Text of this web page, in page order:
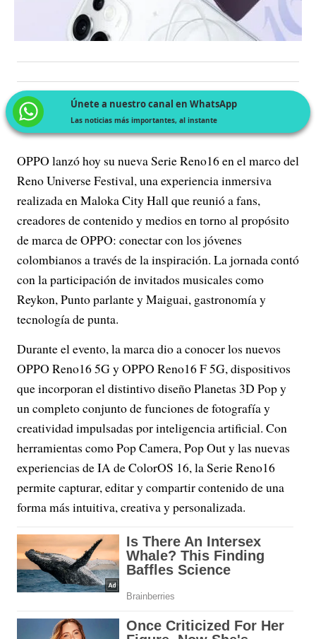
Únete a nuestro canal en WhatsApp
Las noticias más importantes, al instante
OPPO lanzó hoy su nueva Serie Reno16 en el marco del
Reno Universe Festival, una experiencia inmersiva
realizada en Maloka City Hall que reunió a fans,
creadores de contenido y medios en torno al propósito
de marca de OPPO: conectar con los jóvenes
colombianos a través de la inspiración. La jornada contó
con la participación de invitados musicales como
Reykon, Punto parlante y Maiguai, gastronomía y
tecnología de punta.
Durante el evento, la marca dio a conocer los nuevos
OPPO Reno16 5G y OPPO Reno16 F 5G, dispositivos
que incorporan el distintivo diseño Planetas 3D Pop y
un completo conjunto de funciones de fotografía y
creatividad impulsadas por inteligencia artificial. Con
herramientas como Pop Camera, Pop Out y las nuevas
experiencias de IA de ColorOS 16, la Serie Reno16
permite capturar, editar y compartir contenido de una
forma más intuitiva, creativa y personalizada.